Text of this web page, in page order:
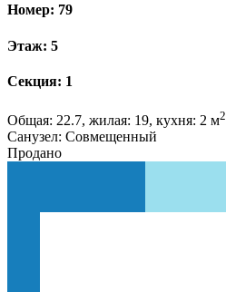
Номер: 79
Этаж: 5
Секция: 1
Общая: 22.7, жилая: 19, кухня: 2 м2
Санузел: Совмещенный
Продано